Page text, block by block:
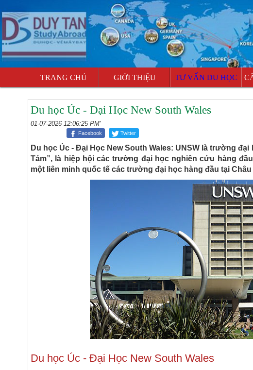
TRANG CHỦ GIỚI THIỆU TƯ VẤN DU HỌC
Du học Úc - Đại Học New South Wales
01-07-2026 12:06:25 PM'
Facebook Twitter
Du học Úc - Đại Học New South Wales: UNSW là trường
Tám”, là hiệp hội các trường đại học nghiên cứu hàng
một liên minh quốc tế các trường đại học hàng đầu tại Châu
Du học Úc - Đại Học New South Wales